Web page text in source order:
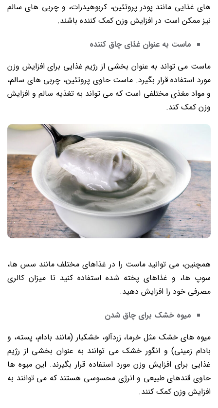
‌های غذایی مانند پودر پروتئین، کربوهیدرات، و چربی ‌های سالم
نیز ممکن است در افزایش وزن کمک کننده باشند.
ماست به عنوان غذای چاق کننده
ماست می ‌تواند به عنوان بخشی از رژیم غذایی برای افزایش وزن
مورد استفاده قرار بگیرد. ماست حاوی پروتئین، چربی‌ های سالم،
و مواد مغذی مختلفی است که می ‌تواند به تغذیه سالم و افزایش
وزن کمک کند.
همچنین، می ‌توانید ماست را در غذاهای مختلف مانند سس ‌ها،
سوپ ‌ها، و غذاهای پخته شده استفاده کنید تا میزان کالری
مصرفی خود را افزایش دهید.
میوه خشک برای چاق شدن
میوه ‌های خشک مثل خرما، زردآلو، خشکبار (مانند بادام، پسته، و
بادام زمینی) و انگور خشک می ‌توانند به عنوان بخشی از رژیم
غذایی برای افزایش وزن مورد استفاده قرار بگیرند. این میوه‌ ها
حاوی قند‌های طبیعی و انرژی محسوسی هستند که می ‌توانند به
افزایش وزن کمک کنند.